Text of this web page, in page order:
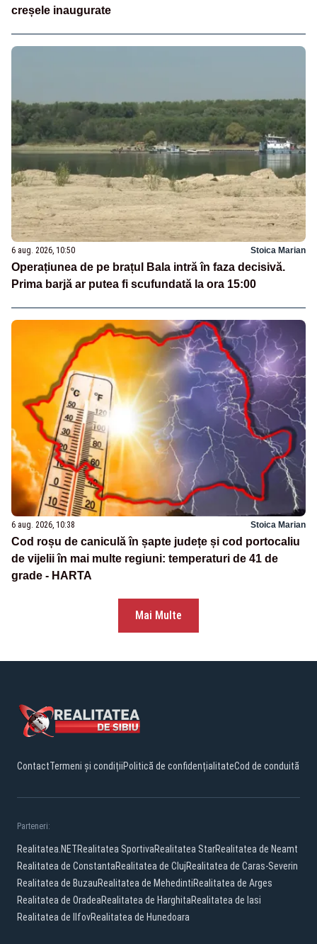
creșele inaugurate
6 aug. 2026, 10:50 Stoica Marian
Operațiunea de pe brațul Bala intră în faza decisivă.
Prima barjă ar putea fi scufundată la ora 15:00
6 aug. 2026, 10:38 Stoica Marian
Cod roșu de caniculă în șapte județe și cod portocaliu
de vijelii în mai multe regiuni: temperaturi de 41 de
grade - HARTA
Mai Multe
ContactTermeni și condițiiPolitică de confidențialitateCod de conduită
Parteneri:
Realitatea.NETRealitatea SportivaRealitatea StarRealitatea de Neamt
Realitatea de ConstantaRealitatea de ClujRealitatea de Caras-Severin
Realitatea de BuzauRealitatea de MehedintiRealitatea de Arges
Realitatea de OradeaRealitatea de HarghitaRealitatea de Iasi
Realitatea de IlfovRealitatea de Hunedoara